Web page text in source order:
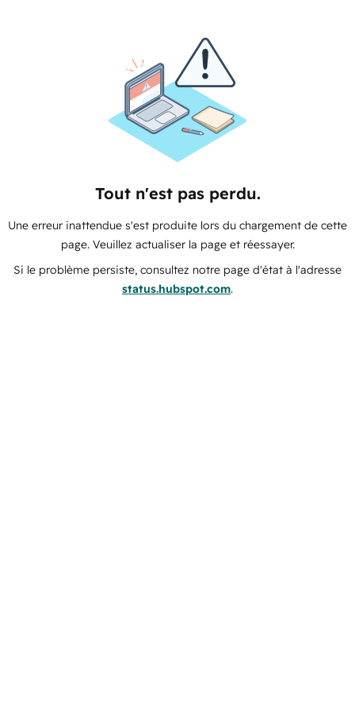
Tout n'est pas perdu.
Une erreur inattendue s'est produite lors du chargement de cette
page. Veuillez actualiser la page et réessayer.
Si le problème persiste, consultez notre page d'état à l'adresse
status.hubspot.com.